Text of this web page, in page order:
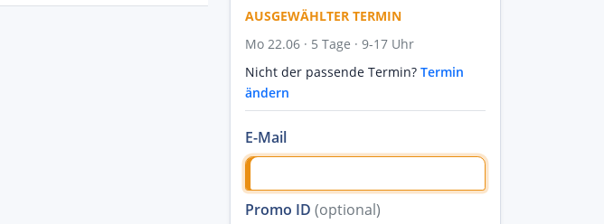
AUSGEWÄHLTER TERMIN
Mo 22.06 · 5 Tage · 9-17 Uhr
Nicht der passende Termin? Termin
ändern
E-Mail
Promo ID (optional)